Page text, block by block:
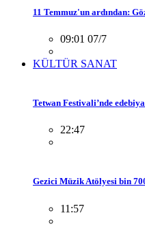
11 Temmuz'un ardından:
09:01 07/7
KÜLTÜR SANAT
Tetwan Festivali’nde
22:47
Gezici Müzik Atölyesi bin
11:57